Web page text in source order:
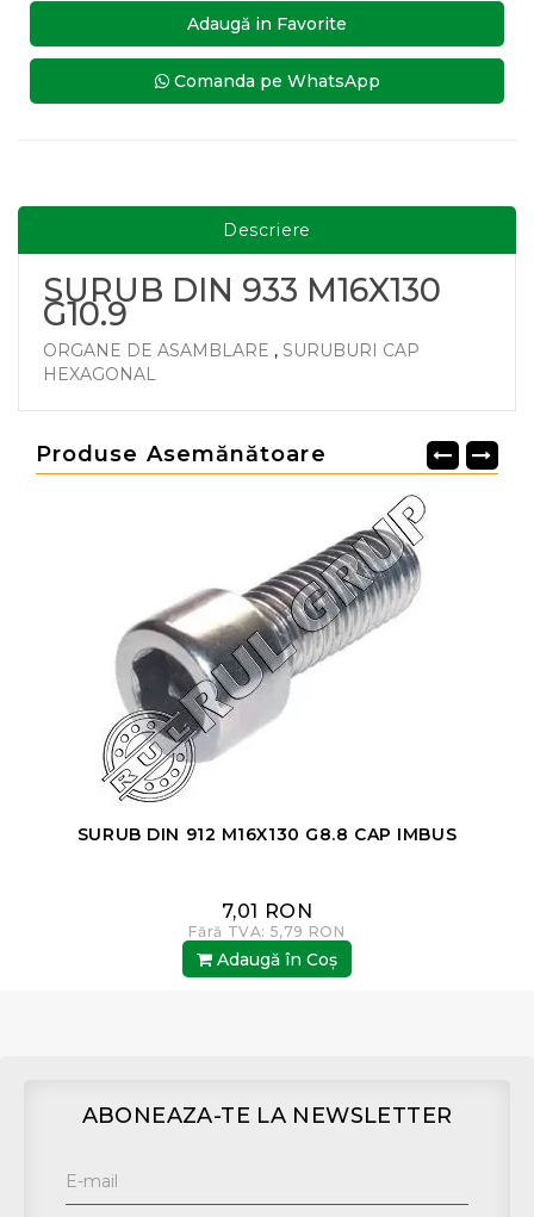
Adaugă in Favorite
Comanda pe WhatsApp
Descriere
SURUB DIN 933 M16X130
G10.9
ORGANE DE ASAMBLARE , SURUBURI CAP
HEXAGONAL
Produse Asemănătoare
SURUB DIN 912 M16X130 G8.8 CAP IMBUS
7,01 RON
Fără TVA: 5,79 RON
Adaugă în Coş
ABONEAZA-TE LA NEWSLETTER